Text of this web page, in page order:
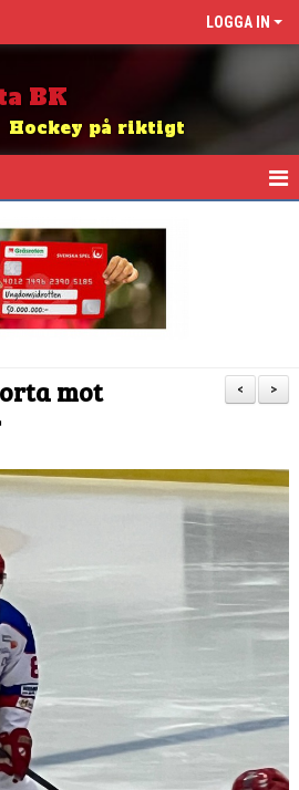
LOGGA IN
BK
Hockey på riktigt
>
<
mot